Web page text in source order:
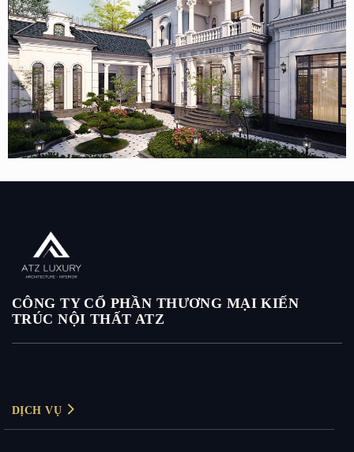
Mẫu biệt thự 2 tầng tân cổ điển kiểu pháp 800m2 ở Quảng
Nam
CÔNG TY CỔ PHẦN THƯƠNG MẠI KIẾN
TRÚC NỘI THẤT ATZ
DỊCH VỤ